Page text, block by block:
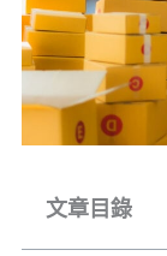
文章目錄